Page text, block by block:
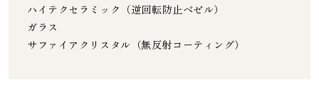
ハイテクセラミック（逆回転防止ベゼル）
ガラス
サファイアクリスタル（無反射コーティング）